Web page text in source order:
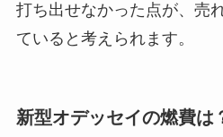
打ち出せなかった点が、売
ていると考えられます。
新型オデッセイの燃費は